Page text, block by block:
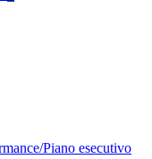
Piano esecutivo